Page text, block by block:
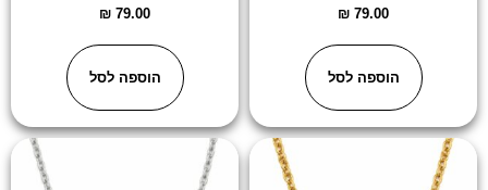
₪ 79.00
הוספה לסל
₪ 79.00
הוספה לסל